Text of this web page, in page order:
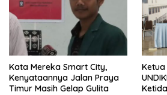
Kata Mereka Smart City,
Kenyataannya Jalan Praya
Timur Masih Gelap Gulita
Ketua